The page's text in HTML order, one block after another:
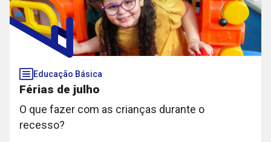
Educação Básica
Férias de julho
O que fazer com as crianças durante o
recesso?